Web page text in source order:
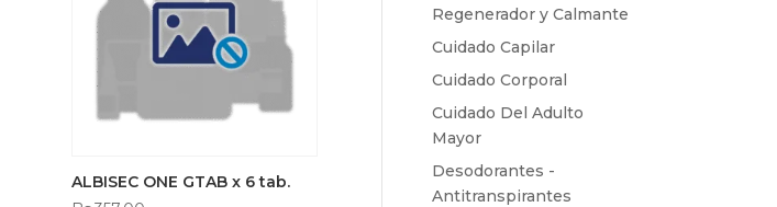
ALBISEC ONE GTAB x 6 tab.
Regenerador y Calmante
Cuidado Capilar
Cuidado Corporal
Cuidado Del Adulto
Mayor
Desodorantes -
Antitranspirantes